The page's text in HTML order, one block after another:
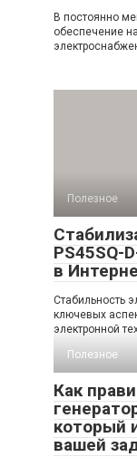
В постоянно
обеспечение
Полезное
PS45SQ-
в
Стабильность
ключевых
электронной
Полезное
Как
который
вашей